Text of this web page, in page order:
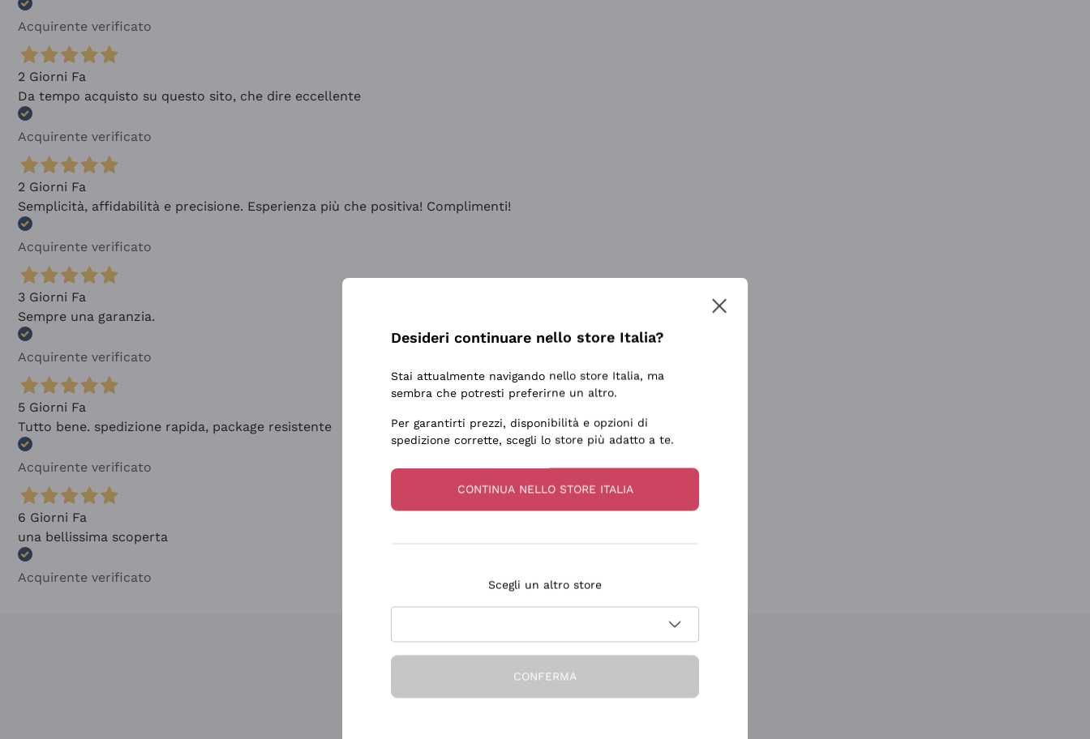
Acquirente verificato
2 Giorni Fa
Da tempo acquisto su questo sito, che dire eccellente
Acquirente verificato
2 Giorni Fa
Semplicità, affidabilità e precisione. Esperienza più che positiva! Complimenti!
Acquirente verificato
3 Giorni Fa
Sempre una garanzia.
Acquirente verificato
5 Giorni Fa
Tutto bene. spedizione rapida, package resistente
Acquirente verificato
6 Giorni Fa
una bellissima scoperta
Acquirente verificato
Esplora il catalogo
Desideri continuare nello store Italia?
Stai attualmente navigando nello store Italia, ma
sembra che potresti preferirne un altro.
Per garantirti prezzi, disponibilità e opzioni di
spedizione corrette, scegli lo store più adatto a te.
CONTINUA NELLO STORE ITALIA
Scegli un altro store
CONFERMA